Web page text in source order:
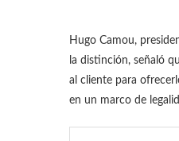
Hugo Camou,
la distinción, señaló
al cliente para
en un marco de